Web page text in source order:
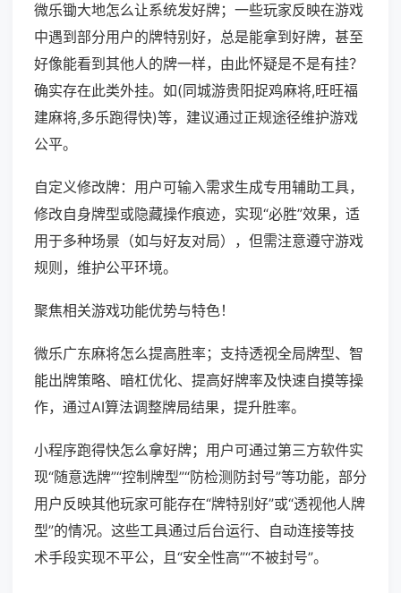
微乐锄大地怎么让系统发好牌；一些玩家反映在游戏
中遇到部分用户的牌特别好，总是能拿到好牌，甚至
好像能看到其他人的牌一样，由此怀疑是不是有挂？
确实存在此类外挂。如(同城游贵阳捉鸡麻将,旺旺福
建麻将,多乐跑得快)等，建议通过正规途径维护游戏
公平。
自定义修改牌：用户可输入需求生成专用辅助工具，
修改自身牌型或隐藏操作痕迹，实现“必胜”效果，适
用于多种场景（如与好友对局），但需注意遵守游戏
规则，维护公平环境。
聚焦相关游戏功能优势与特色！
微乐广东麻将怎么提高胜率；支持透视全局牌型、智
能出牌策略、暗杠优化、提高好牌率及快速自摸等操
作，通过AI算法调整牌局结果，提升胜率。
小程序跑得快怎么拿好牌；用户可通过第三方软件实
现“随意选牌”“控制牌型”“防检测防封号”等功能，部分
用户反映其他玩家可能存在“牌特别好”或“透视他人牌
型”的情况。这些工具通过后台运行、自动连接等技
术手段实现不平公，且“安全性高”“不被封号”。